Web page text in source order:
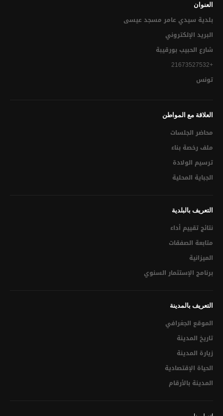
استخراج الدفتر العائلي لأول مرة
استخراج نظير من الدفتر العائلي (للزوجــــة المطلقـــــة مــا لـــم
تتــــــــزوج ثانيــــــــة أو الأرملــــــة)
الإشهاد بمطابقة النسخ للاصل
البناء والعمران
رخصة أشغال
رخصة ربط بشبكة الماء و الكهرباء
رخصة ربط بشبكة التطهير
التراخيص الإقتصادية
قرار المصادقة على تقسيم
الميدان العمراني
تقديم شكوى
تحميل مطالب مختلفة
الجباية المحلية
الشفافية الإدارية
القانون الأساسي للبلديات
العنوان
بلدية سيدي عامر مسجد عيسى‎
البريد الإلكتروني
شارع الحبيب بورقيبة
+21673527532
تونس
العلاقة مع المواطن
محاضر الجلسات
ملف رخصة بناء
ترسيم الولادة
الجباية المحلية
التعريف بالبلدية
نتائج تقييم أداء
متابعة الصفقات
الميزانية
برنامج الإستثمار السنوي
التعريف بالمدينة
الموقع الجغرافي
تاريخ المدينة
زيارة المدينة
الحياة الإقتصادية
المدينة بالأرقام